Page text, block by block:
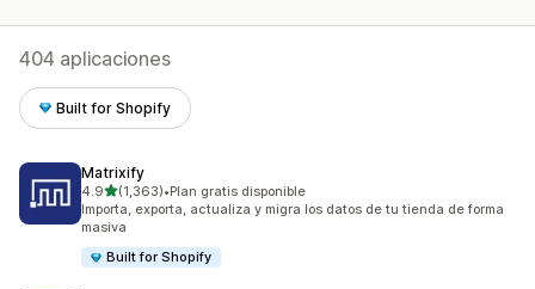
404 aplicaciones
Built for Shopify
Matrixify
4.9de 5 estrellas
(1,363)
1363 reseñas en total
•Plan gratis disponible
Importa, exporta, actualiza y migra los datos de tu tienda de forma
masiva
Built for Shopify